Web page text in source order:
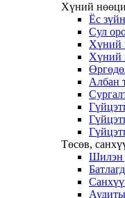
Хүний
Ёс
Сул
Хүний
Хүний
Албан
Төсөв,
Шилэн